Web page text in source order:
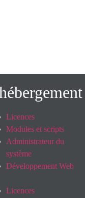
Licences
Modules et scripts
Administrateur du
système
Développement Web
Licences